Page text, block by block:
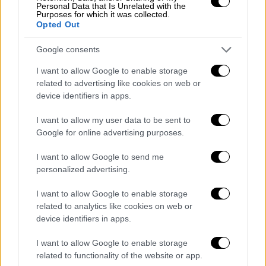
Personal Data that Is Unrelated with the
Purposes for which it was collected.
Opted Out
Google consents
I want to allow Google to enable storage
related to advertising like cookies on web or
device identifiers in apps.
I want to allow my user data to be sent to
Google for online advertising purposes.
I want to allow Google to send me
personalized advertising.
I want to allow Google to enable storage
related to analytics like cookies on web or
device identifiers in apps.
I want to allow Google to enable storage
related to functionality of the website or app.
Κουκούλα να δίνει πέναλτι. Την εκτέλεση
ανέλαβε ο Ιταλός σέντερ φορ ο οποίος
έστειλε τη μπάλα στα δίχτυα
για το 1-0 στο
ΓΚΟΟΟΟΛ! 1-0 ο ΟΦΗ με εύστοχη
εκτέλεση πέναλτι του Salcedo!
#ofipan #oficretefc #goal #Salcedo
#monoofi
pic.twitter.com/GxJuV7OsaU
— OFI Crete F.C. (@OFI_Crete)
January 25, 2026
Μετά την ανάπαυλα οΟΦΗ
Τιάγκο Νους να δημιουργεί μία φάση στο 47΄,
ενώ στο 57΄ο Ενκολόλο έπεσε μέσα στην